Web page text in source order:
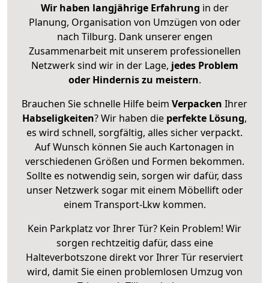
Wir haben langjährige Erfahrung in der
Planung, Organisation von Umzügen von oder
nach Tilburg. Dank unserer engen
Zusammenarbeit mit unserem professionellen
Netzwerk sind wir in der Lage, jedes Problem
oder Hindernis zu meistern.
Brauchen Sie schnelle Hilfe beim Verpacken Ihrer
Habseligkeiten? Wir haben die perfekte Lösung,
es wird schnell, sorgfältig, alles sicher verpackt.
Auf Wunsch können Sie auch Kartonagen in
verschiedenen Größen und Formen bekommen.
Sollte es notwendig sein, sorgen wir dafür, dass
unser Netzwerk sogar mit einem Möbellift oder
einem Transport-Lkw kommen.
Kein Parkplatz vor Ihrer Tür? Kein Problem! Wir
sorgen rechtzeitig dafür, dass eine
Halteverbotszone direkt vor Ihrer Tür reserviert
wird, damit Sie einen problemlosen Umzug von